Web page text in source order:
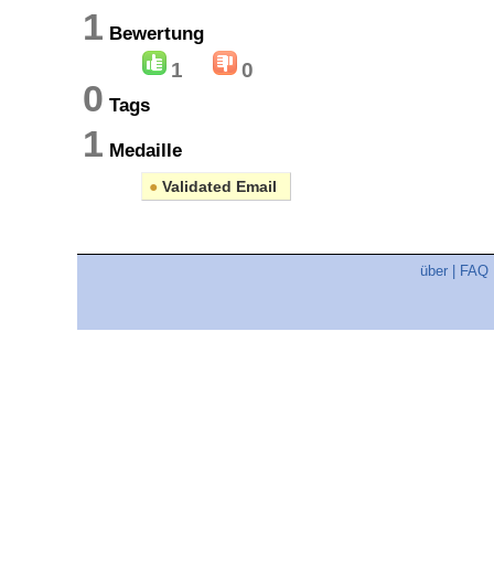
1 Bewertung
1 0
0 Tags
1 Medaille
● Validated Email
über FAQ